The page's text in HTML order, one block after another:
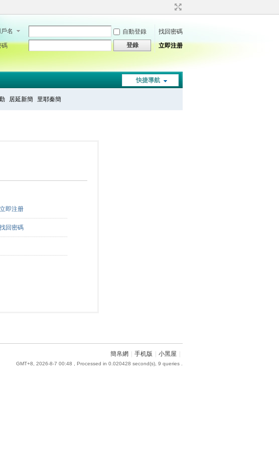
名 自動登錄
找回密碼
碼
登錄 立即注册
快捷導航
居延新簡 里耶秦簡
立即注册
找回密碼
簡帛網 手机版 小黑屋
GMT+8, 2026-8-7 00:48 , Processed in 0.020428 second(s), 9 queries .